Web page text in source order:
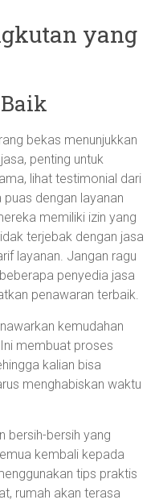
yang
bekas menunjukkan
penting untuk
lihat testimonial dari
dengan layanan
memiliki izin yang
terjebak dengan jasa
layanan. Jangan ragu
penyedia jasa
penawaran terbaik.
kemudahan
membuat proses
kalian bisa
menghabiskan waktu
bersih-bersih yang
kembali kepada
tips praktis
rumah akan terasa